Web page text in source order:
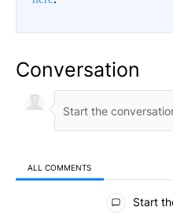
Conversation
ALL COMMENTS
All Comments
Start